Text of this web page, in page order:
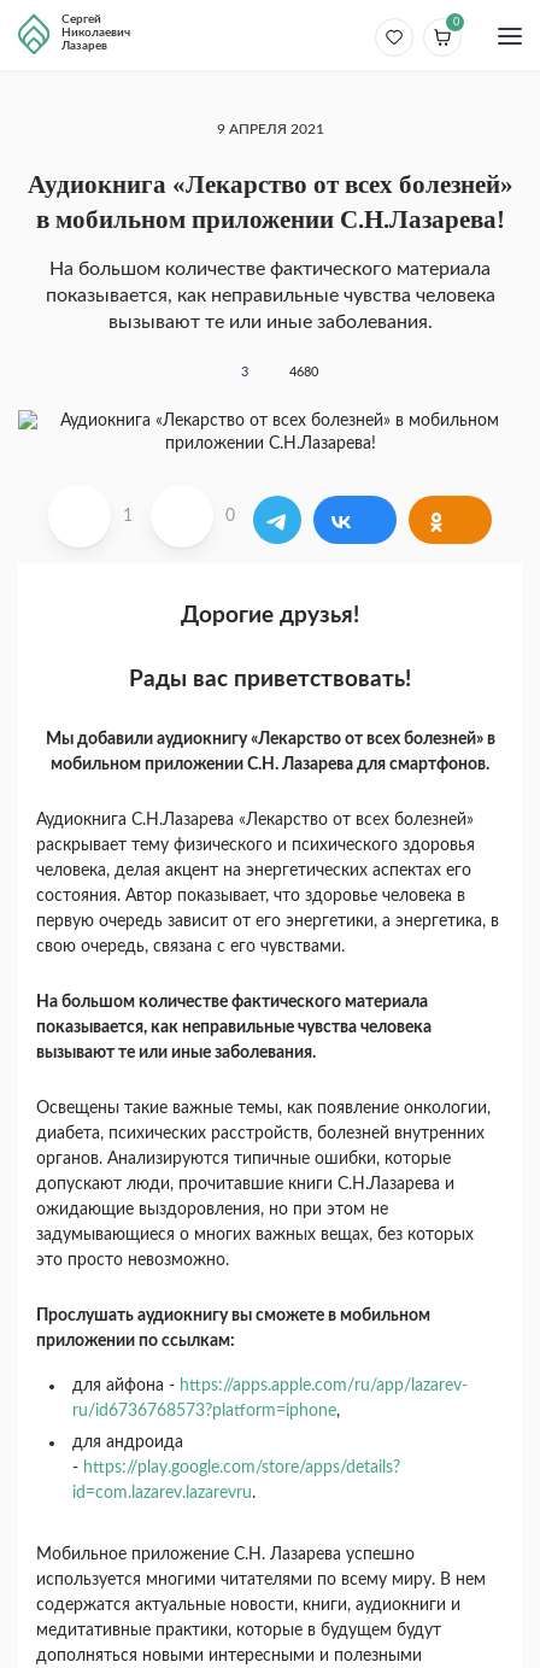
Сергей
Николаевич
Лазарев
0
9 АПРЕЛЯ 2021
Аудиокнига «Лекарство от всех болезней»
в мобильном приложении С.Н.Лазарева!
На большом количестве фактического материала
показывается, как неправильные чувства человека
вызывают те или иные заболевания.
3 4680
1 0
Дорогие друзья!
Рады вас приветствовать!
Мы добавили аудиокнигу «Лекарство от всех болезней» в
мобильном приложении С.Н. Лазарева для смартфонов.
Аудиокнига С.Н.Лазарева «Лекарство от всех болезней»
раскрывает тему физического и психического здоровья
человека, делая акцент на энергетических аспектах его
состояния. Автор показывает, что здоровье человека в
первую очередь зависит от его энергетики, а энергетика, в
свою очередь, связана с его чувствами.
На большом количестве фактического материала
показывается, как неправильные чувства человека
вызывают те или иные заболевания.
Освещены такие важные темы, как появление онкологии,
диабета, психических расстройств, болезней внутренних
органов. Анализируются типичные ошибки, которые
допускают люди, прочитавшие книги С.Н.Лазарева и
ожидающие выздоровления, но при этом не
задумывающиеся о многих важных вещах, без которых
это просто невозможно.
Прослушать аудиокнигу вы сможете в мобильном
приложении по ссылкам:
для айфона - https://apps.apple.com/ru/app/lazarev-
ru/id6736768573?platform=iphone,
для андроида
- https://play.google.com/store/apps/details?
id=com.lazarev.lazarevru.
Мобильное приложение С.Н. Лазарева успешно
используется многими читателями по всему миру. В нем
содержатся актуальные новости, книги, аудиокниги и
медитативные практики, которые в будущем будут
дополняться новыми интересными и полезными